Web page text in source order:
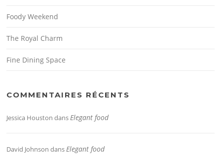
Foody Weekend
The Royal Charm
Fine Dining Space
COMMENTAIRES RÉCENTS
Jessica Houston dansElegant food
David Johnson dansElegant food